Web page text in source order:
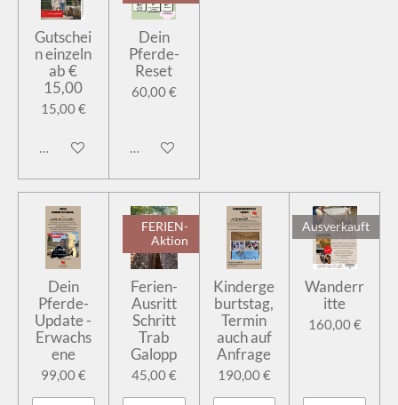
Gutschei
n einzeln
ab €
15,00
15,00 €
In den Warenkorb
Dein
Pferde-
Reset
60,00 €
In den Warenkorb
Dein
Pferde-
Update -
Erwachs
ene
99,00 €
FERIEN-
Aktion
Ferien-
Ausritt
Schritt
Trab
Galopp
45,00 €
Kinderge
burtstag,
Termin
auch auf
Anfrage
190,00 €
Ausverkauft
Wanderr
itte
160,00 €